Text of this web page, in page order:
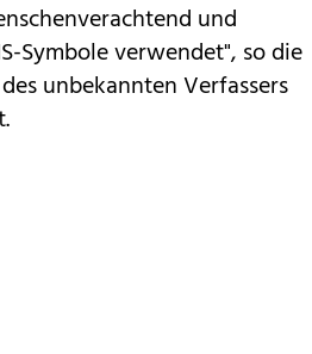
und
Symbole verwendet", so die
unbekannten Verfassers